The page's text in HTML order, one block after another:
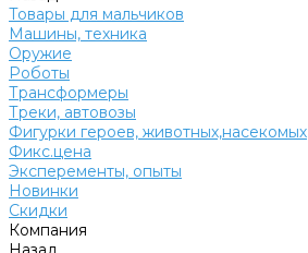
Товары для мальчиков
Машины, техника
Оружие
Роботы
Трансформеры
Треки, автовозы
Фигурки героев, животных,насекомых
Фикс.цена
Эксперементы, опыты
Новинки
Скидки
Компания